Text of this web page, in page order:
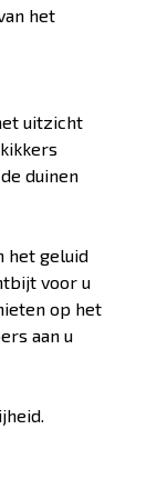
het
uitzicht
duinen
het geluid
voor u
op het
aan u